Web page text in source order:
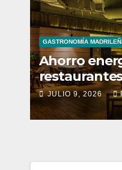
GASTRONOMÍA
Ahorro
para reducir
mensuales
JULIO 9, 2026
en
costes